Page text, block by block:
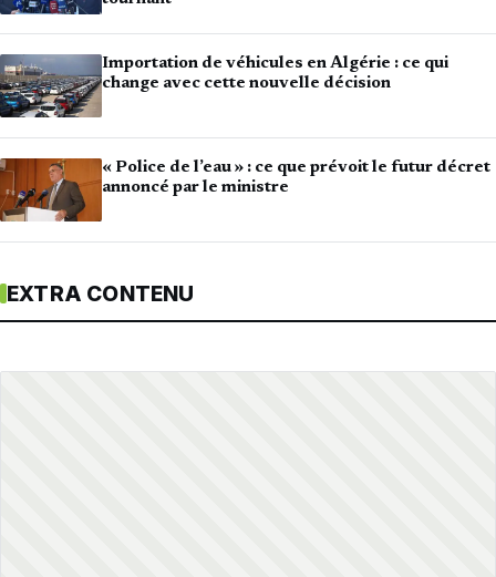
Importation de véhicules en Algérie : ce qui
change avec cette nouvelle décision
« Police de l’eau » : ce que prévoit le futur décret
annoncé par le ministre
EXTRA CONTENU